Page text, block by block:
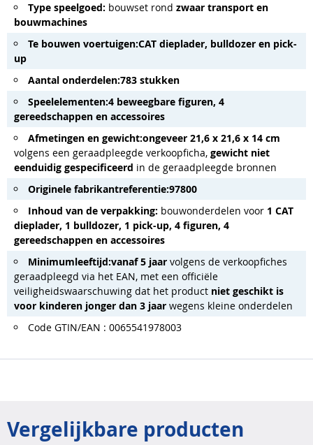
Type speelgoed: bouwset rond zwaar transport en
bouwmachines
Te bouwen voertuigen:CAT dieplader, bulldozer en pick-
up
Aantal onderdelen:783 stukken
Speelelementen:4 beweegbare figuren, 4
gereedschappen en accessoires
Afmetingen en gewicht:ongeveer 21,6 x 21,6 x 14 cm
volgens een geraadpleegde verkoopficha, gewicht niet
eenduidig gespecificeerd in de geraadpleegde bronnen
Originele fabrikantreferentie:97800
Inhoud van de verpakking: bouwonderdelen voor 1 CAT
dieplader, 1 bulldozer, 1 pick-up, 4 figuren, 4
gereedschappen en accessoires
Minimumleeftijd:vanaf 5 jaar volgens de verkoopfiches
geraadpleegd via het EAN, met een officiële
veiligheidswaarschuwing dat het product niet geschikt is
voor kinderen jonger dan 3 jaar wegens kleine onderdelen
Code GTIN/EAN : 0065541978003
Vergelijkbare producten